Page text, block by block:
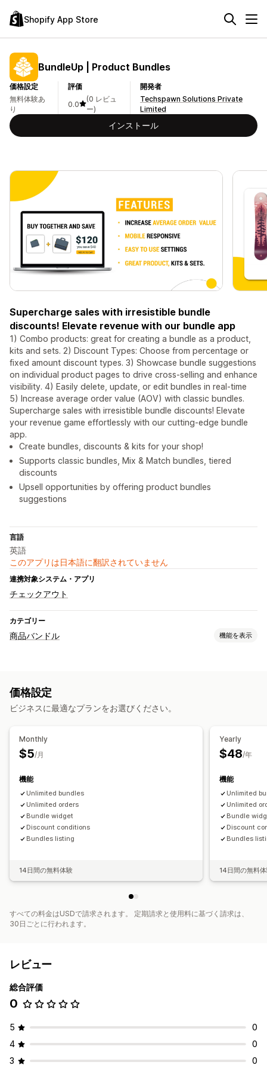
Shopify App Store
BundleUp | Product Bundles
価格設定
無料体験あ
り
評価
0.0
(0 レビュ
ー)
開発者
Techspawn Solutions Private
Limited
インストール
Supercharge sales with irresistible bundle
discounts! Elevate revenue with our bundle app
1) Combo products: great for creating a bundle as a product,
kits and sets. 2) Discount Types: Choose from percentage or
fixed amount discount types. 3) Showcase bundle suggestions
on individual product pages to drive cross-selling and enhance
visibility. 4) Easily delete, update, or edit bundles in real-time
5) Increase average order value (AOV) with classic bundles.
Supercharge sales with irresistible bundle discounts! Elevate
your revenue game effortlessly with our cutting-edge bundle
app.
Create bundles, discounts & kits for your shop!
Supports classic bundles, Mix & Match bundles, tiered
discounts
Upsell opportunities by offering product bundles
suggestions
言語
英語
このアプリは日本語に翻訳されていません
連携対象システム・アプリ
チェックアウト
カテゴリー
商品バンドル 機能を表示
カスタムバンドル
カートディスカウント
価格設定
ビジネスに最適なプランをお選びください。
Monthly
$5/月
機能
Unlimited bundles
Unlimited orders
Bundle widget
Discount conditions
Bundles listing
14日間の無料体験
Yearly
$48/年
機能
Unlimited
Unlimited
Bundle
Discount
Bundles
14日間の無料
すべての料金はUSDで請求されます。 定期請求と使用料に基づく請求は、
30日ごとに行われます。
レビュー
総合評価
0
5
0
4
0
3
0